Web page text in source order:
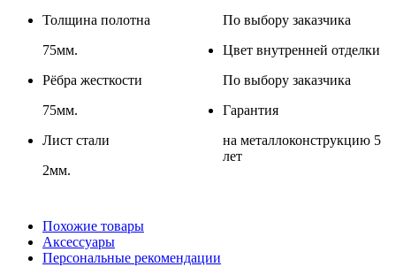
Толщина полотна
75мм.
Рёбра жесткости
75мм.
Лист стали
2мм.
По выбору заказчика
Цвет внутренней отделки
По выбору заказчика
Гарантия
на металлоконструкцию 5
лет
Похожие товары
Аксессуары
Персональные рекомендации